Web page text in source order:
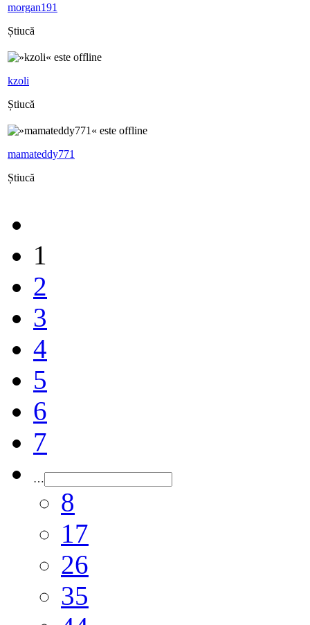
morgan191
Știucă
kzoli
Știucă
mamateddy771
Știucă
1
2
3
4
5
6
7
…
8
17
26
35